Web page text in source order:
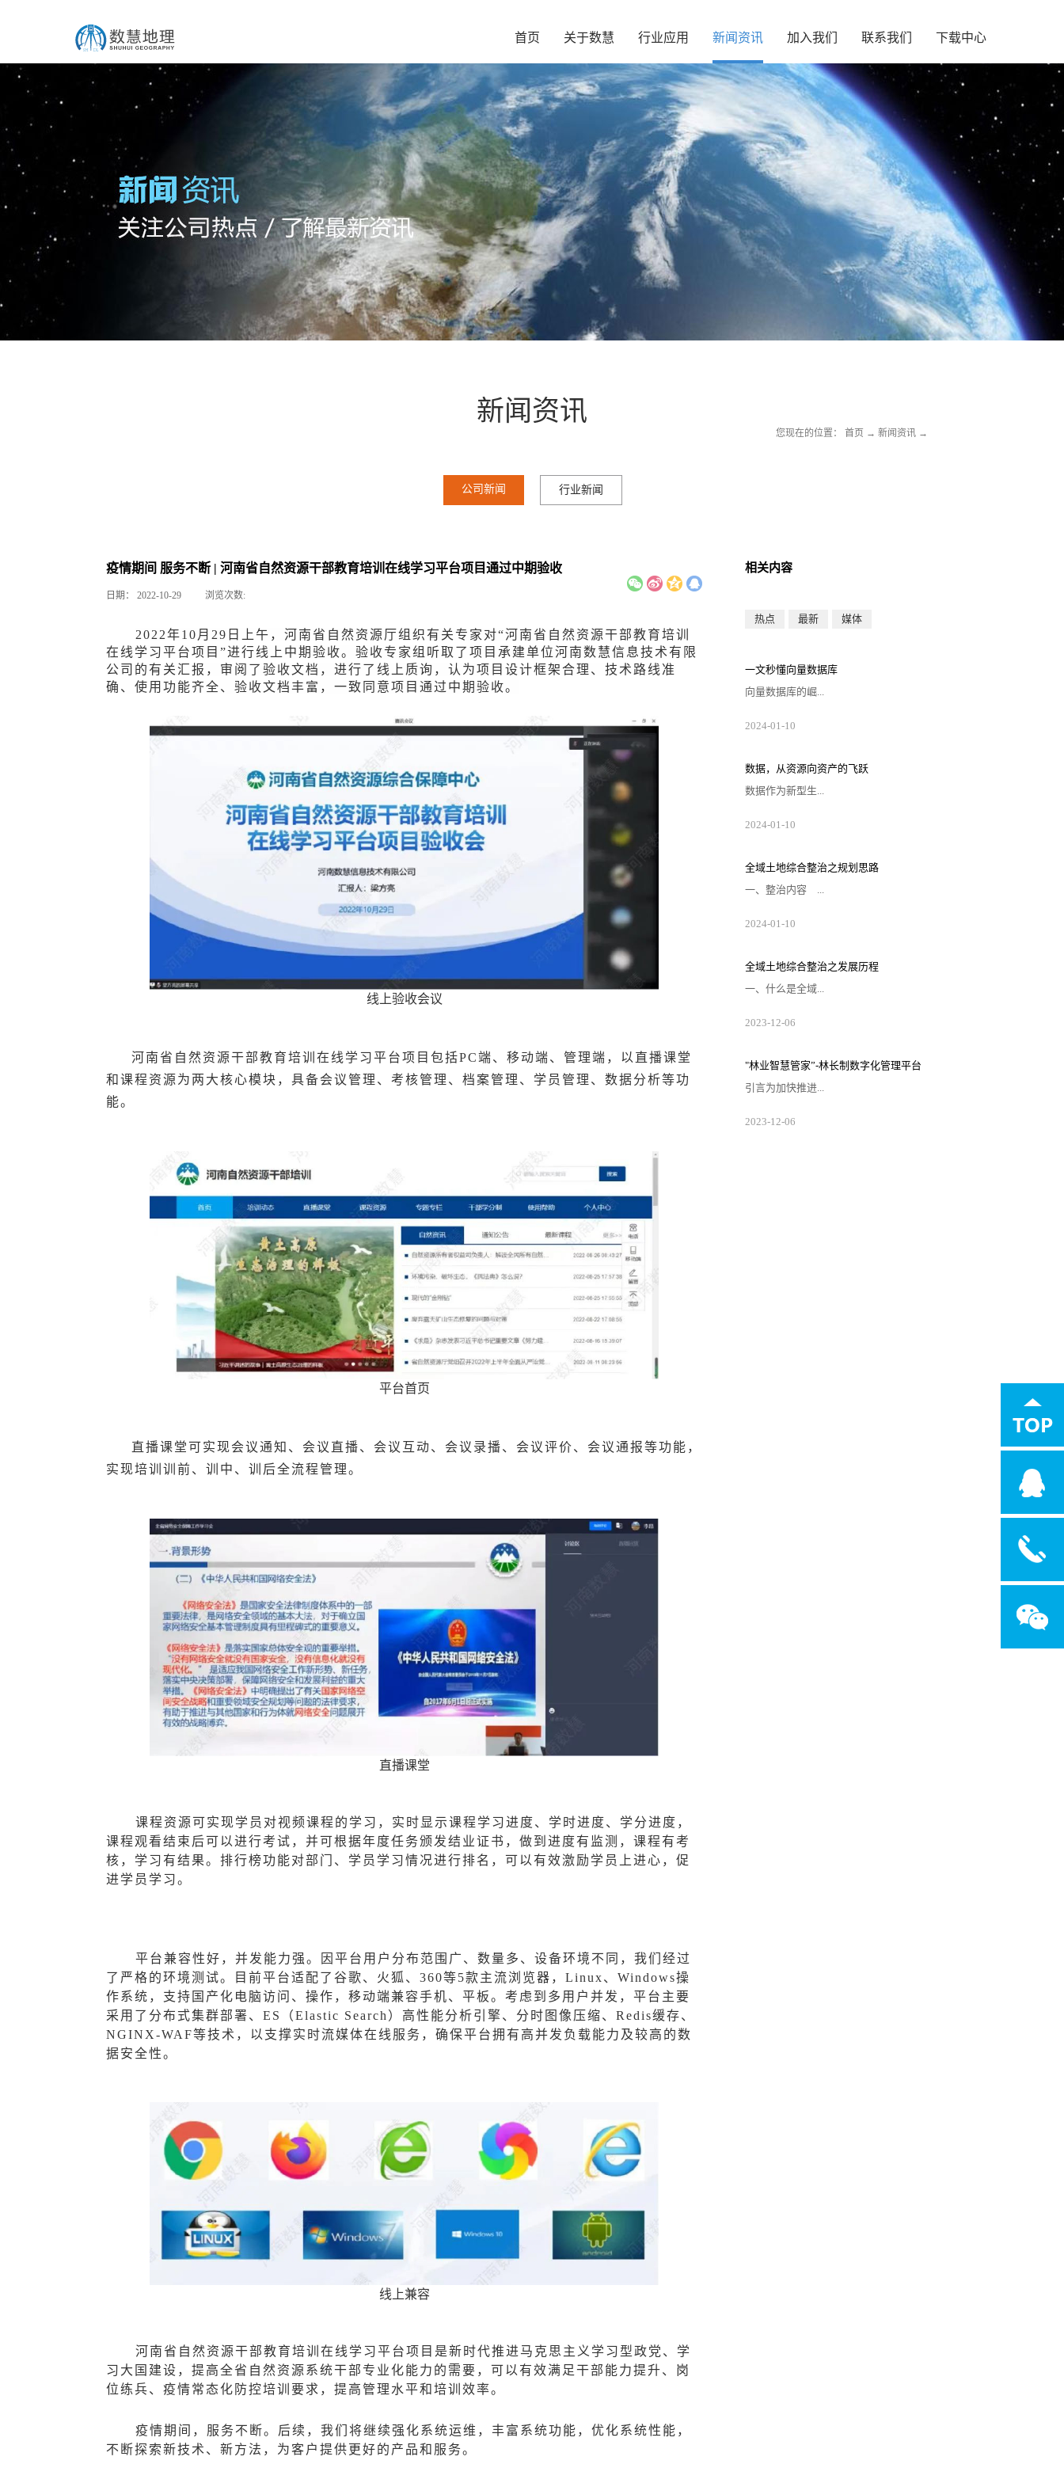
首页 关于数慧 行业应用 新闻资讯 加入我们 联系我们 下载中心
新闻资讯
您现在的位置： 首页 → 新闻资讯 →
公司新闻 行业新闻
疫情期间 服务不断 | 河南省自然资源干部教育培训在线学习平台项目通过中期验收
日期： 2022-10-29 浏览次数:
202 2年10 月 29 日 上午 ，河南省自然资源厅组织有关专家对“河南省自然资源干部教育培训
在线学习平台项目”进行线上中期验收。验收专家组听取了项目承建单位河南数慧信息技术有限
公司 的有关 汇报，审阅了验收文档，进行了线上质询，认为项目设计框架合理、技术路线准
确、使用功能齐全、验收文档丰富，一致同意项目通过 中期验收。
线上验收会议
河南省自然资源干部教育培训在线学习平台项目包括PC端、移动端、管理端，以直播课堂
和课程资源为两大核心模块，具备会议管理、考核管理、档案管理、学员管理、数据分析等功
能。
平台首页
直播课堂可实现会议通知、会议直播、会议互动、会议录播、会议评价、会议通报等功能，
实现培训训前、训中、训后全流程管理。
直播课堂
课程资源可实现学员对视频课程的学习，实时显示课程学习进度、学时进度、学分进度，
课程观看结束后可以进行考试，并可根据年度任务颁发结业证书，做到进度有监测，课程有考
核，学习有结果。排行榜功能对部门、学员学习情况进行排名，可以有效激励学员上进心，促
进学员学习。
平台兼容性好，并发能力强。因平台用户分布范围广、数量多、设备环境不同，我们经过
了严格的环境测试。目前平台适配了谷歌、火狐、360等5款主流浏览器，Linux、Windows操
作系统，支持国产化电脑访问、操作，移动端兼容手机、平板。考虑到多用户并发，平台主要
采用了分布式集群部署、ES（Elastic Search）高性能分析引擎、分时图像压缩、Redis缓存、
NGINX-WAF等技术，以支撑实时流媒体在线服务，确保平台拥有高并发负载能力及较高的数
据安全性。
线上兼容
河南省自然资源干部教育培训在线学习平台项目是新时代推进马克思主义学习型政党、学
习大国建设，提高全省自然资源系统干部专业化能力的需要，可以有效满足干部能力提升、岗
位练兵、疫情常态化防控培训要求，提高管理水平和培训效率。
疫情期间，服务不断。后续，我们将继续强化系统运维，丰富系统功能，优化系统性能，
不断探索新技术、新方法，为客户提供更好的产品和服务。
相关内容
热点 最新 媒体
一文秒懂向量数据库
向量数据库的崛...
起向量数据库最初是为了解决大规模数据的相
似性搜索和推荐问题而设计的，比较著名的有
显得力不从心，而向量数据库凭借其高效的数
据表达和检索能力迅速成为推荐系统的核心引
擎。在大语言模型兴起之前，向量数据库已经
被广泛应用于搜索和推荐场景。它通过将数据
2024-01-10
数据，从资源向资产的飞跃
数据作为新型生...
产要素，是数字化、网络化、智能化的基础，
已快速融入生产、分配、流通、消费和社会服
印发关于构建更加完善的要素市场化配置体制
机制的意见》就已将数据要素与土地、劳动
力、资本、技术四大要素并列，成为第五大生
产要素。土地要素是一切生产经营活动不可或
2024-01-10
全域土地综合整治之规划思路
一、整治内容 ...
全域土地综合整治涵盖农用地整理、建设用
地整理、乡村生态保护修复、乡村历史文化保
我们通常说的土地整理项目。包括高标准农田
建设、“旱改水”、宜林地和园地整治、污染土
壤修复等。 2、建设用地整理 包括闲置
农村宅基地、土坯房、历史遗留工矿废弃地、
2024-01-10
全域土地综合整治之发展历程
一、什么是全域...
土地综合整治全域土地综合整治是在一定区域
内，以“全地域、全要素、全周期、全链条”为
体推进农用地整治、建设用地整治、人居环境
改善、生态保护修复、特色资源保护与开发、
乡村产业发展，优化生产、生活、生态格局，
强化要素保障，支撑城乡高质量发展和区域协
2023-12-06
"林业智慧管家”-林长制数字化管理平台
引言为加快推进...
生态文明和美丽中国建设，国家全面推行了以
保护发展森林草原资源为目标，以压实地方党
2023-12-06